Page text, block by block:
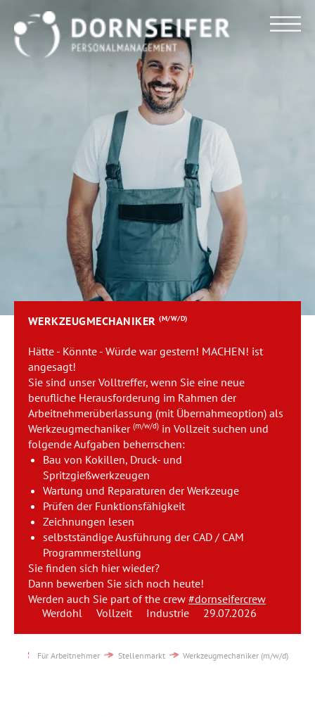
WERKZEUGMECHANIKER(M/W/D)
Hätte - Könnte - Würde war gestern! MACHEN! ist
angesagt!
Sie sind unser Volltreffer, wenn Sie eine neue
berufliche Herausforderung im Rahmen der
Arbeitnehmerüberlassung (mit Übernahmeoption) als
Werkzeugmechaniker (m/w/d) in Vollzeit suchen und
folgende Aufgaben beherrschen:
Bau von Kokillen, Druck- und
Spritzgießwerkzeugen
Wartung und Reparaturen der Werkzeuge
Prüfen der Funktionsfähigkeit
Zeichnungen lesen
selbstständige Ausführung der CAD / CAM
Programmerstellung
Sie finden sich hier wieder?
Dann bewerben Sie sich noch heute!
Werden auch Sie part of the crew #dornseifercrew
Werdohl
Vollzeit Industrie 29.07.2026
Für Arbeitnehmer Stellenmarkt Werkzeugmechaniker (m/w/d)
Für Arbeitnehmer
Für Unternehmen
Dornseifer DNA
Referenzen
Stellenmarkt
Blog
Team
Karriere
Login